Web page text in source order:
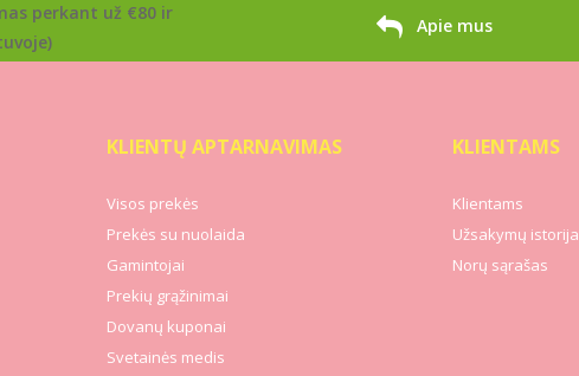
perkant už €80 ir
Apie mus
KLIENTŲ APTARNAVIMAS
Visos prekės
Prekės su nuolaida
Gamintojai
Prekių grąžinimai
Dovanų kuponai
Svetainės medis
KLIENTAMS
Klientams
Užsakymų istorija
Norų sąrašas